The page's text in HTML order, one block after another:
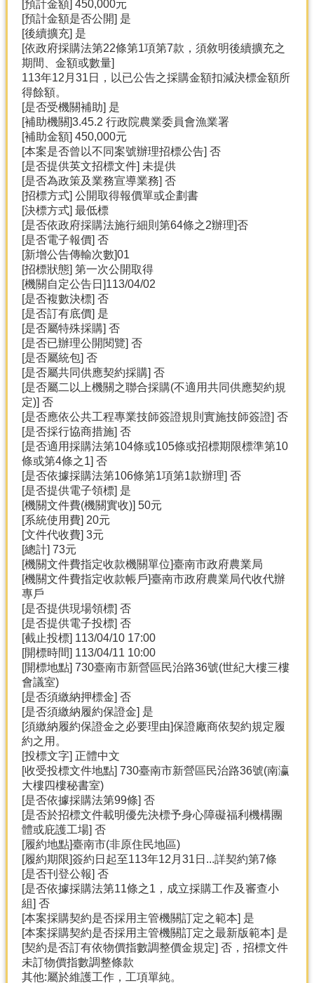
分
檢
[預計金額] 450,000元
[預計金額是否公開] 是
[後續擴充] 是
[依政府採購法第22條第1項第7款，須敘明後續擴充之
期間、金額或數量]
113年12月31日，以已公告之採購金額扣減決標金額所
得餘額。
[是否受機關補助] 是
[補助機關]3.45.2 行政院農業委員會漁業署
[補助金額] 450,000元
[本案是否曾以不同案號辦理招標公告] 否
[是否提供英文招標文件] 未提供
[是否為政策及業務宣導業務] 否
[招標方式] 公開取得報價單或企劃書
[決標方式] 最低標
[是否依政府採購法施行細則第64條之2辦理]否
[是否電子報價] 否
[新增公告傳輸次數]01
[招標狀態] 第一次公開取得
[機關自定公告日]113/04/02
[是否複數決標] 否
[是否訂有底價] 是
[是否屬特殊採購] 否
[是否已辦理公開閱覽] 否
[是否屬統包] 否
[是否屬共同供應契約採購] 否
[是否屬二以上機關之聯合採購(不適用共同供應契約規
定)] 否
[是否應依公共工程專業技師簽證規則實施技師簽證] 否
[是否採行協商措施] 否
[是否適用採購法第104條或105條或招標期限標準第10
條或第4條之1] 否
[是否依據採購法第106條第1項第1款辦理] 否
[是否提供電子領標] 是
[機關文件費(機關實收)] 50元
[系統使用費] 20元
[文件代收費] 3元
[總計] 73元
[機關文件費指定收款機關單位]臺南市政府農業局
[機關文件費指定收款帳戶]臺南市政府農業局代收代辦
專戶
[是否提供現場領標] 否
[是否提供電子投標] 否
[截止投標] 113/04/10 17:00
[開標時間] 113/04/11 10:00
[開標地點] 730臺南市新營區民治路36號(世紀大樓三樓
會議室)
[是否須繳納押標金] 否
[是否須繳納履約保證金] 是
[須繳納履約保證金之必要理由]保證廠商依契約規定履
約之用。
[投標文字] 正體中文
[收受投標文件地點] 730臺南市新營區民治路36號(南瀛
大樓四樓秘書室)
[是否依據採購法第99條] 否
[是否於招標文件載明優先決標予身心障礙福利機構團
體或庇護工場] 否
[履約地點]臺南市(非原住民地區)
[履約期限]簽約日起至113年12月31日...詳契約第7條
[是否刊登公報] 否
[是否依據採購法第11條之1，成立採購工作及審查小
組] 否
[本案採購契約是否採用主管機關訂定之範本] 是
[本案採購契約是否採用主管機關訂定之最新版範本] 是
[契約是否訂有依物價指數調整價金規定] 否，招標文件
未訂物價指數調整條款
其他:屬於維護工作，工項單純。